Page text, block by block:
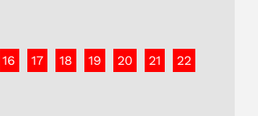
16 17 18 19 20 21 22